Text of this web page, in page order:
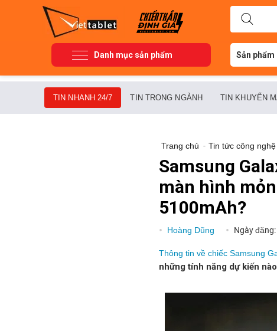
Danh mục sản phẩm Sản phẩm
TIN NHANH 24/7 TIN TRONG NGÀNH TIN KHUYẾN
Trang chủ - Tin tức công nghệ
Samsung
màn hình
5100mAh?
Hoàng Dũng Ngày đăng:
Thông tin về chiếc Samsung
những tính năng dự kiến